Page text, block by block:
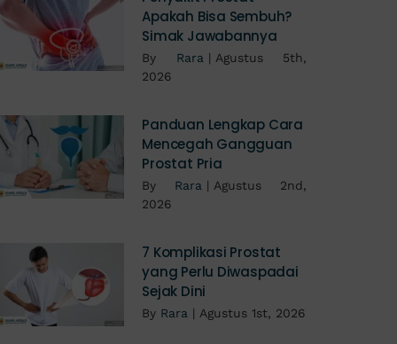
Apakah Bisa Sembuh?
Simak Jawabannya
By Rara | Agustus 5th,
2026
Panduan Lengkap Cara
Mencegah Gangguan
Prostat Pria
By Rara | Agustus 2nd,
2026
7 Komplikasi Prostat
yang Perlu Diwaspadai
Sejak Dini
By Rara | Agustus 1st, 2026